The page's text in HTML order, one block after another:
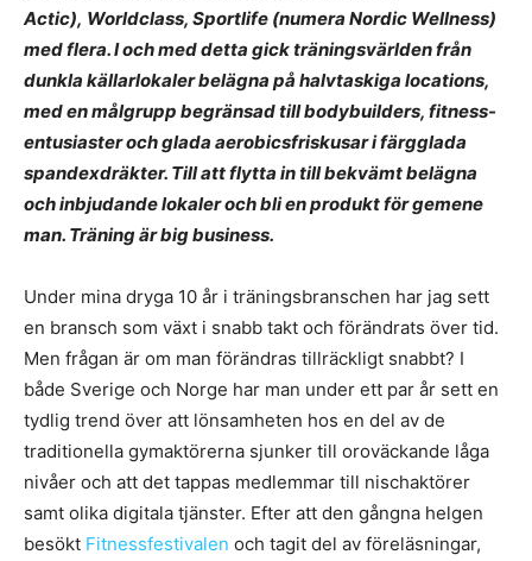
Actic), Worldclass, Sportlife (numera Nordic Wellness)
med flera. I och med detta gick träningsvärlden från
dunkla källarlokaler belägna på halvtaskiga locations,
med en målgrupp begränsad till bodybuilders, fitness-
entusiaster och glada aerobicsfriskusar i färgglada
spandexdräkter. Till att flytta in till bekvämt belägna
och inbjudande lokaler och bli en produkt för gemene
man. Träning är big business.
Under mina dryga 10 år i träningsbranschen har jag sett
en bransch som växt i snabb takt och förändrats över tid.
Men frågan är om man förändras tillräckligt snabbt? I
både Sverige och Norge har man under ett par år sett en
tydlig trend över att lönsamheten hos en del av de
traditionella gymaktörerna sjunker till oroväckande låga
nivåer och att det tappas medlemmar till nischaktörer
samt olika digitala tjänster. Efter att den gångna helgen
besökt Fitnessfestivalen och tagit del av föreläsningar,